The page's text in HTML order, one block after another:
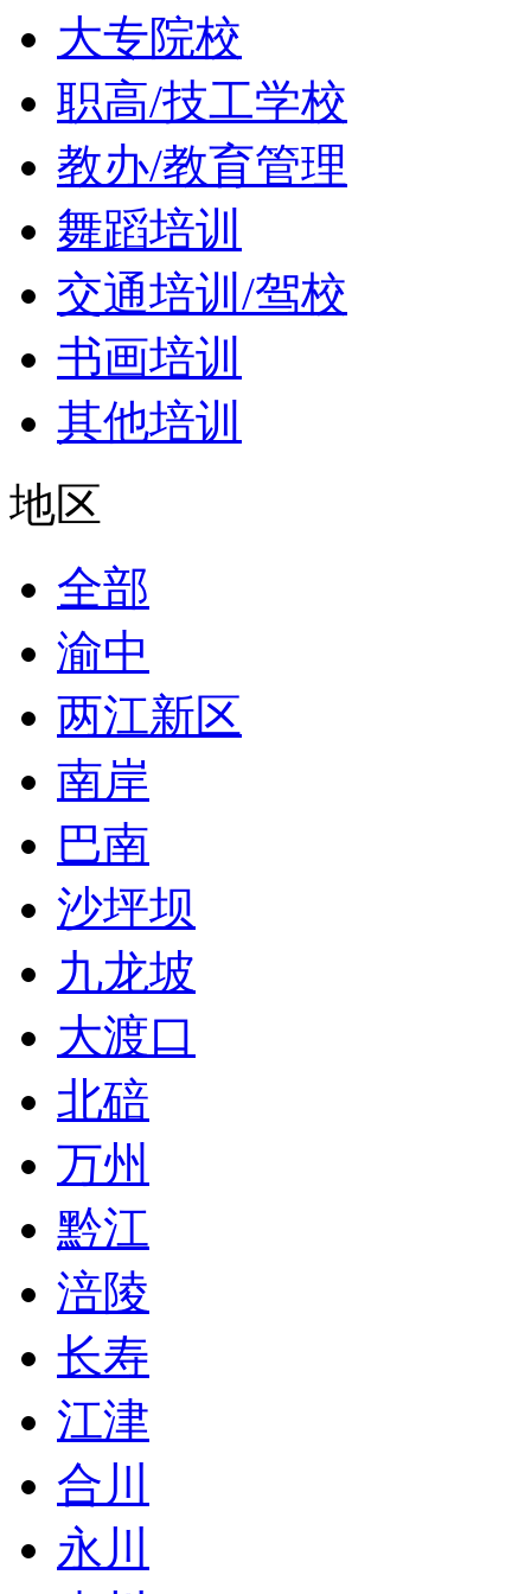
大专院校
职高/技工学校
教办/教育管理
舞蹈培训
交通培训/驾校
书画培训
其他培训
地区
全部
渝中
两江新区
南岸
巴南
沙坪坝
九龙坡
大渡口
北碚
万州
黔江
涪陵
长寿
江津
合川
永川